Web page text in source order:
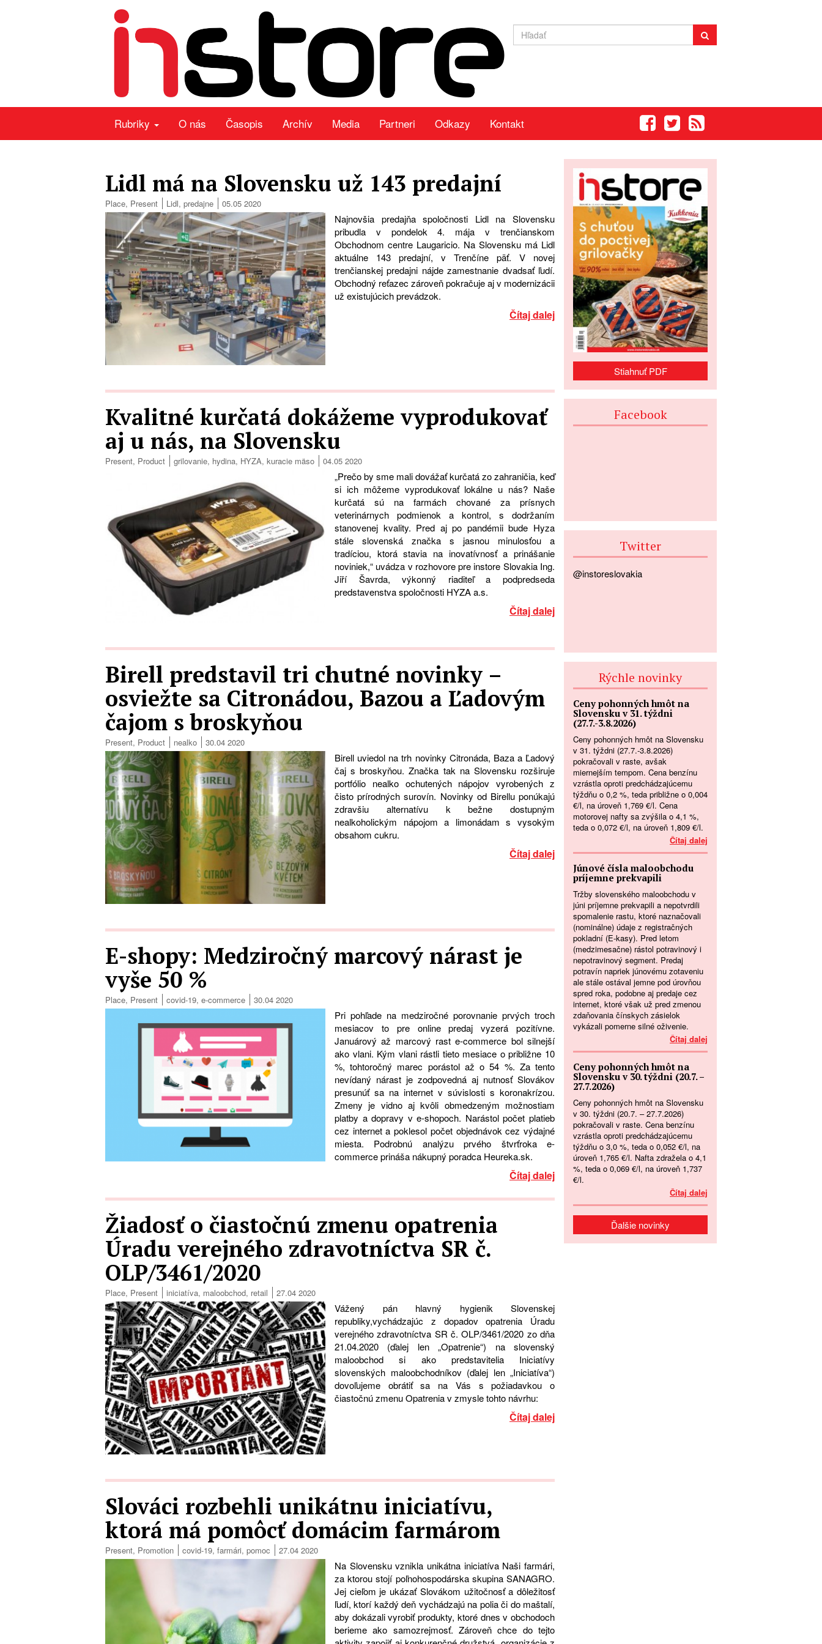
Rubriky O nás Časopis Archív Media Partneri Odkazy Kontakt
Lidl má na Slovensku už 143 predajní
Place, Present Lidl, predajne 05.05 2020
Najnovšia predajňa spoločnosti Lidl na Slovensku
pribudla v pondelok 4. mája v trenčianskom
Obchodnom centre Laugaricio. Na Slovensku má Lidl
aktuálne 143 predajní, v Trenčíne päť. V novej
trenčianskej predajni nájde zamestnanie dvadsať ľudí.
Obchodný reťazec zároveň pokračuje aj v modernizácii
už existujúcich prevádzok.
Čítaj dalej
Kvalitné kurčatá dokážeme vyprodukovať
aj u nás, na Slovensku
Present, Product grilovanie, hydina, HYZA, kuracie mäso 04.05 2020
„Prečo by sme mali dovážať kurčatá zo zahraničia, keď
si ich môžeme vyprodukovať lokálne u nás? Naše
kurčatá sú na farmách chované za prísnych
veterinárnych podmienok a kontrol, s dodržaním
stanovenej kvality. Pred aj po pandémii bude Hyza
stále slovenská značka s jasnou minulosťou a
tradíciou, ktorá stavia na inovatívnosť a prinášanie
noviniek,“ uvádza v rozhovore pre instore Slovakia Ing.
Jiří Šavrda, výkonný riaditeľ a podpredseda
predstavenstva spoločnosti HYZA a.s.
Čítaj dalej
Birell predstavil tri chutné novinky –
osviežte sa Citronádou, Bazou a Ľadovým
čajom s broskyňou
Present, Product nealko 30.04 2020
Birell uviedol na trh novinky Citronáda, Baza a Ľadový
čaj s broskyňou. Značka tak na Slovensku rozširuje
portfólio nealko ochutených nápojov vyrobených z
čisto prírodných surovín. Novinky od Birellu ponúkajú
zdravšiu alternatívu k bežne dostupným
nealkoholickým nápojom a limonádam s vysokým
obsahom cukru.
Čítaj dalej
E-shopy: Medziročný marcový nárast je
vyše 50 %
Place, Present covid-19, e-commerce 30.04 2020
Pri pohľade na medziročné porovnanie prvých troch
mesiacov to pre online predaj vyzerá pozitívne.
Januárový až marcový rast e-commerce bol silnejší
ako vlani. Kým vlani rástli tieto mesiace o približne 10
%, tohtoročný marec porástol až o 54 %. Za tento
nevídaný nárast je zodpovedná aj nutnosť Slovákov
presunúť sa na internet v súvislosti s koronakrízou.
Zmeny je vidno aj kvôli obmedzeným možnostiam
platby a dopravy v e-shopoch. Narástol počet platieb
cez internet a poklesol počet objednávok cez výdajné
miesta. Podrobnú analýzu prvého štvrťroka e-
commerce prináša nákupný poradca Heureka.sk.
Čítaj dalej
Žiadosť o čiastočnú zmenu opatrenia
Úradu verejného zdravotníctva SR č.
OLP/3461/2020
Place, Present iniciatíva, maloobchod, retail 27.04 2020
Vážený pán hlavný hygienik Slovenskej
republiky,vychádzajúc z dopadov opatrenia Úradu
verejného zdravotníctva SR č. OLP/3461/2020 zo dňa
21.04.2020 (ďalej len „Opatrenie“) na slovenský
maloobchod si ako predstavitelia Iniciatívy
slovenských maloobchodníkov (ďalej len „Iniciatíva“)
dovoľujeme obrátiť sa na Vás s požiadavkou o
čiastočnú zmenu Opatrenia v zmysle tohto návrhu:
Čítaj dalej
Slováci rozbehli unikátnu iniciatívu,
ktorá má pomôcť domácim farmárom
Present, Promotion covid-19, farmári, pomoc 27.04 2020
Na Slovensku vznikla unikátna iniciatíva Naši farmári,
za ktorou stojí poľnohospodárska skupina SANAGRO.
Jej cieľom je ukázať Slovákom užitočnosť a dôležitosť
ľudí, ktorí každý deň vychádzajú na polia či do maštalí,
aby dokázali vyrobiť produkty, ktoré dnes v obchodoch
berieme ako samozrejmosť. Zároveň chce do tejto
Stiahnuť PDF
Facebook
Twitter
@instoreslovakia
Rýchle novinky
Ceny pohonných hmôt na
Slovensku v 31. týždni
(27.7.-3.8.2026)
Ceny pohonných hmôt na Slovensku
v 31. týždni (27.7.-3.8.2026)
pokračovali v raste, avšak
miernejším tempom. Cena benzínu
vzrástla oproti predchádzajúcemu
týždňu o 0,2 %, teda približne o 0,004
€/l, na úroveň 1,769 €/l. Cena
motorovej nafty sa zvýšila o 4,1 %,
teda o 0,072 €/l, na úroveň 1,809 €/l.
Čítaj dalej
Júnové čísla maloobchodu
príjemne prekvapili
Tržby slovenského maloobchodu v
júni príjemne prekvapili a nepotvrdili
spomalenie rastu, ktoré naznačovali
(nominálne) údaje z registračných
pokladní (E-kasy). Pred letom
(medzimesačne) rástol potravinový i
nepotravinový segment. Predaj
potravín napriek júnovému zotaveniu
ale stále ostával jemne pod úrovňou
spred roka, podobne aj predaje cez
internet, ktoré však už pred zmenou
zdaňovania čínskych zásielok
vykázali pomerne silné oživenie.
Čítaj dalej
Ceny pohonných hmôt na
Slovensku v 30. týždni (20.7. –
27.7.2026)
Ceny pohonných hmôt na Slovensku
v 30. týždni (20.7. – 27.7.2026)
pokračovali v raste. Cena benzínu
vzrástla oproti predchádzajúcemu
týždňu o 3,0 %, teda o 0,052 €/l, na
úroveň 1,765 €/l. Nafta zdražela o 4,1
%, teda o 0,069 €/l, na úroveň 1,737
€/l.
Čítaj dalej
Ďalšie novinky